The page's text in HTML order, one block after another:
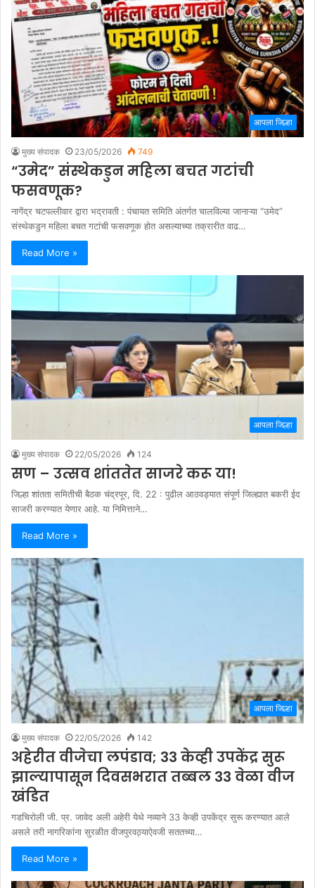
आपला जिल्हा
मुख्य संपादक 23/05/2026 749
“उमेद” संस्थेकडुन महिला बचत गटांची
फसवणूक?
नागेंद्र चटपल्लीवार द्वारा भद्रावती : पंचायत समिति अंतर्गत चालविल्या जानाऱ्या “उमेद”
संस्थेकडुन महिला बचत गटांची फसवणूक होत असल्याच्या तक्रारीत वाढ…
Read More »
आपला जिल्हा
मुख्य संपादक 22/05/2026 124
सण – उत्सव शांततेत साजरे करू या!
जिल्हा शांतता समितीची बैठक चंद्रपूर, दि. 22 : पुढील आठवड्यात संपूर्ण जिल्ह्यात बकरी ईद
साजरी करण्यात येणार आहे. या निमित्ताने…
Read More »
आपला जिल्हा
मुख्य संपादक 22/05/2026 142
अहेरीत वीजेचा लपंडाव; 33 केव्ही उपकेंद्र सुरू
झाल्यापासून दिवसभरात तब्बल 33 वेळा वीज
खंडित
गडचिरोली जी. प्र. जावेद अली अहेरी येथे नव्याने 33 केव्ही उपकेंद्र सुरू करण्यात आले
असले तरी नागरिकांना सुरळीत वीजपुरवठ्याऐवजी सततच्या…
Read More »